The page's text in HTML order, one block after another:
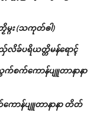
ဂး (သကုတ်ၜါ)
ခ်ပရိယတ္တိမန်ရောၚ်
က်စက်ကောန်ပျူတာနာနာ
ောန်ပျူတာနာနာ တိတ်